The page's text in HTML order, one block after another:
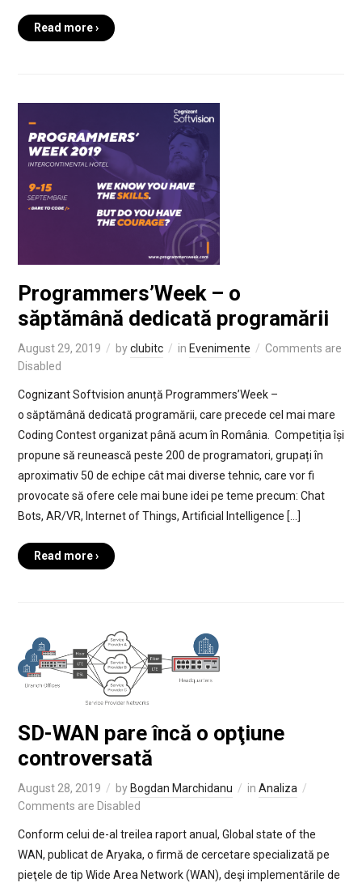
Read more ›
Programmers’Week – o
săptămână dedicată programării
August 29, 2019 byclubitc in Evenimente
Comments are
Disabled
Cognizant Softvision anunță Programmers’Week –
o săptămână dedicată programării, care precede cel mai mare
Coding Contest organizat până acum în România. Competiția își
propune să reunească peste 200 de programatori, grupați în
aproximativ 50 de echipe cât mai diverse tehnic, care vor fi
provocate să ofere cele mai bune idei pe teme precum: Chat
Bots, AR/VR, Internet of Things, Artificial Intelligence […]
Read more ›
SD-WAN pare încă o opţiune
controversată
August 28, 2019 by Bogdan Marchidanu in Analiza
Comments are Disabled
Conform celui de-al treilea raport anual, Global state of the
WAN, publicat de Aryaka, o firmă de cercetare specializată pe
pieţele de tip Wide Area Network (WAN), deşi implementările de